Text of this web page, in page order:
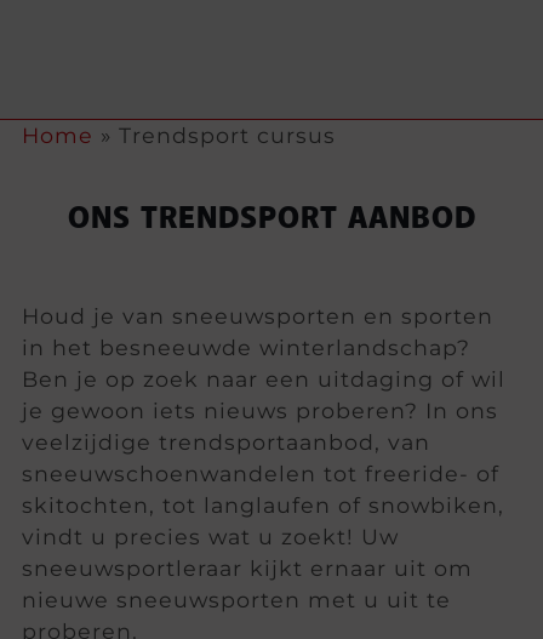
Home » Trendsport cursus
ONS TRENDSPORT AANBOD
Houd je van sneeuwsporten en sporten
in het besneeuwde winterlandschap?
Ben je op zoek naar een uitdaging of wil
je gewoon iets nieuws proberen? In ons
veelzijdige trendsportaanbod, van
sneeuwschoenwandelen tot freeride- of
skitochten, tot langlaufen of snowbiken,
vindt u precies wat u zoekt! Uw
sneeuwsportleraar kijkt ernaar uit om
nieuwe sneeuwsporten met u uit te
proberen.